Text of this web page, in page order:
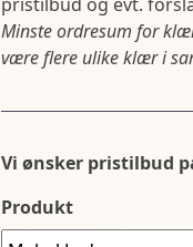
pristilbud og evt.
Minste ordresum for
være flere ulike klær i
Vi ønsker pristilbud
Produkt